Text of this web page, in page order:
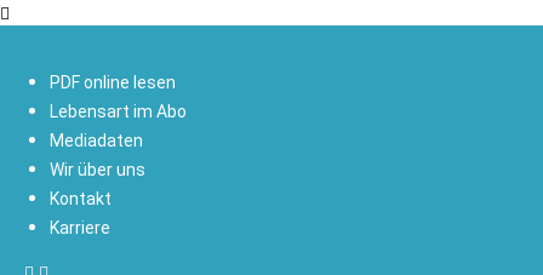
PDF online lesen
Lebensart im Abo
Mediadaten
Wir über uns
Kontakt
Karriere